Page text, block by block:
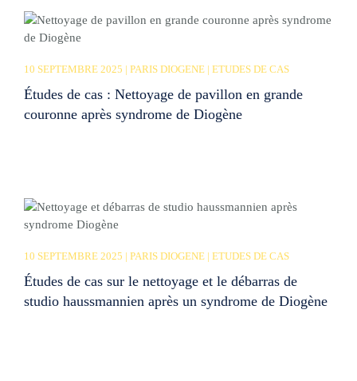
10 SEPTEMBRE 2025 | PARIS DIOGENE | ETUDES DE CAS
Études de cas : Nettoyage de pavillon en grande
couronne après syndrome de Diogène
10 SEPTEMBRE 2025 | PARIS DIOGENE | ETUDES DE CAS
Études de cas sur le nettoyage et le débarras de
studio haussmannien après un syndrome de Diogène